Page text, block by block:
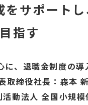
サポート
指す
、退職金制度の導
締役社長：森本 新
動法人 全国小規模